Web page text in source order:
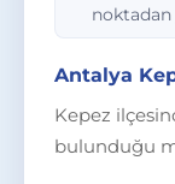
Antalya
Kepez
bulunduğu